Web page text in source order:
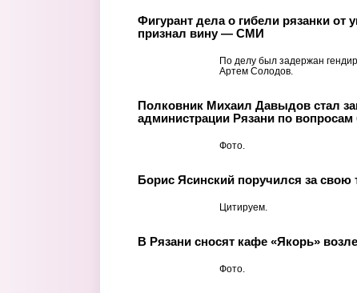
Фигурант дела о гибели рязанки
признал вину — СМИ
По делу был задержан
Артем Солодов.
Полковник Михаил Давыдов стал
администрации Рязани по вопросам
Фото.
Борис Ясинский поручился за свою
Цитируем.
В Рязани сносят кафе «Якорь»
Фото.